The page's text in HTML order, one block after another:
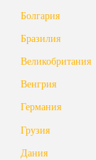
Болгария
Бразилия
Великобритания
Венгрия
Германия
Грузия
Дания